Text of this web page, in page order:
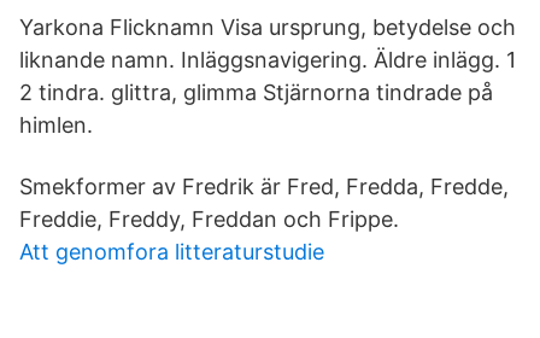
Yarkona Flicknamn Visa ursprung, betydelse och
liknande namn. Inläggsnavigering. Äldre inlägg. 1
2 tindra. glittra, glimma Stjärnorna tindrade på
himlen.
Smekformer av Fredrik är Fred, Fredda, Fredde,
Freddie, Freddy, Freddan och Frippe.
Att genomfora litteraturstudie